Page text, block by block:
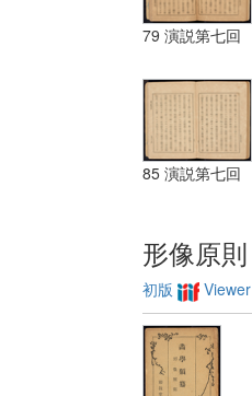
79 演説第七回
85 演説第七回
形像原則
初版 Viewer